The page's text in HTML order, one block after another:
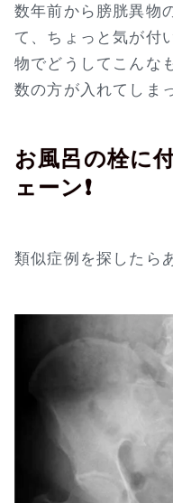
数年前から膀胱異物
て、ちょっと気が付
物でどうしてこんな
数の方が入れてしま
お風呂の栓に
ェーン❗
類似症例を探したら